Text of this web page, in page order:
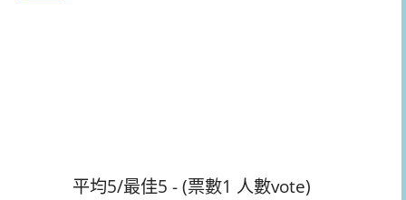
平均5/最佳5 - (票數1 人數vote)